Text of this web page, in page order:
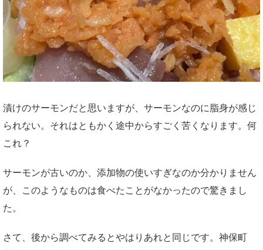
漬けのサーモンだと思いますが、サーモンなのに脂身が感じ
られない。それはともかく途中からすごく苦くなります。何
これ？
サーモンが古いのか、添加物の使いすぎなのか分かりません
が、このようなものは食べたことがなかったので驚きまし
た。
さて、後から調べてみるとやはりあれと同じです。神保町